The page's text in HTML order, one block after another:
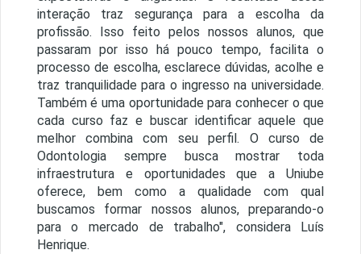
interação traz segurança para a escolha da
profissão. Isso feito pelos nossos alunos, que
passaram por isso há pouco tempo, facilita o
processo de escolha, esclarece dúvidas, acolhe e
traz tranquilidade para o ingresso na universidade.
Também é uma oportunidade para conhecer o que
cada curso faz e buscar identificar aquele que
melhor combina com seu perfil. O curso de
Odontologia sempre busca mostrar toda
infraestrutura e oportunidades que a Uniube
oferece, bem como a qualidade com qual
buscamos formar nossos alunos, preparando-o
para o mercado de trabalho", considera Luís
Henrique.